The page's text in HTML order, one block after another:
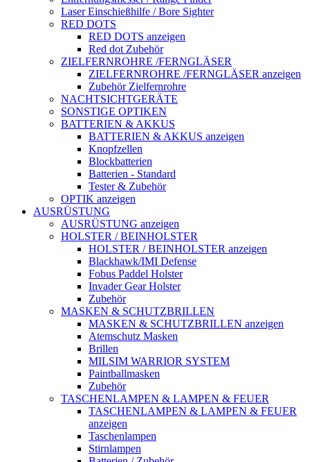
Laser Einschießhilfe / Bore Sighter
RED DOTS
RED DOTS anzeigen
Red dot Zubehör
ZIELFERNROHRE /FERNGLÄSER
ZIELFERNROHRE /FERNGLÄSER anzeigen
Zubehör Zielfernrohre
NACHTSICHTGERÄTE
SONSTIGE OPTIKEN
BATTERIEN & AKKUS
BATTERIEN & AKKUS anzeigen
Knopfzellen
Blockbatterien
Batterien - Standard
Tester & Zubehör
OPTIK anzeigen
AUSRÜSTUNG
AUSRÜSTUNG anzeigen
HOLSTER / BEINHOLSTER
HOLSTER / BEINHOLSTER anzeigen
Blackhawk/IMI Defense
Fobus Paddel Holster
Invader Gear Holster
Zubehör
MASKEN & SCHUTZBRILLEN
MASKEN & SCHUTZBRILLEN anzeigen
Atemschutz Masken
Brillen
MILSIM WARRIOR SYSTEM
Paintballmasken
Zubehör
TASCHENLAMPEN & LAMPEN & FEUER
TASCHENLAMPEN & LAMPEN & FEUER
anzeigen
Taschenlampen
Stirnlampen